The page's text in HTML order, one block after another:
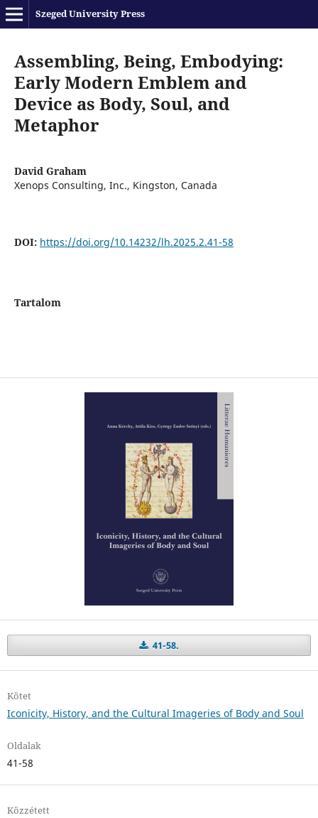
Szeged University Press
Assembling, Being, Embodying:
Early Modern Emblem and
Device as Body, Soul, and
Metaphor
David Graham
Xenops Consulting, Inc., Kingston, Canada
DOI: https://doi.org/10.14232/lh.2025.2.41-58
Tartalom
41-58.
Kötet
Iconicity, History, and the Cultural Imageries of Body and Soul
Oldalak
41-58
Közzétett